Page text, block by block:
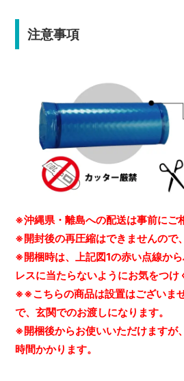
注意事項
※沖縄県・離島への配送は事前にご
※開封後の再圧縮はできませんので
※開梱時は、上記図1の赤い点線か
レスに当たらないようにお気をつけ
※※こちらの商品は設置はございま
で、玄関でのお渡しになります。
※開梱後からお使いいただけますが
時間かかります。